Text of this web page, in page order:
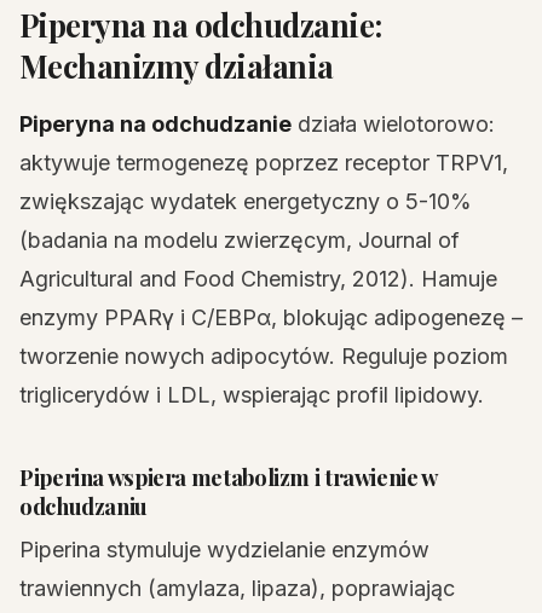
Piperyna na odchudzanie:
Mechanizmy działania
Piperyna na odchudzanie działa wielotorowo:
aktywuje termogenezę poprzez receptor TRPV1,
zwiększając wydatek energetyczny o 5-10%
(badania na modelu zwierzęcym, Journal of
Agricultural and Food Chemistry, 2012). Hamuje
enzymy PPARγ i C/EBPα, blokując adipogenezę –
tworzenie nowych adipocytów. Reguluje poziom
triglicerydów i LDL, wspierając profil lipidowy.
Piperina wspiera metabolizm i trawienie w
odchudzaniu
Piperina stymuluje wydzielanie enzymów
trawiennych (amylaza, lipaza), poprawiając